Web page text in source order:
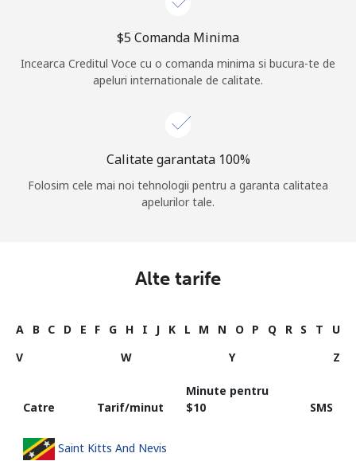
Log in
sau
⁦$5⁩ Comanda Minima
Incearca Creditul Voce cu o comanda minima si bucura-te de
apeluri internationale de calitate.
Calitate garantata 100%
Folosim cele mai noi tehnologii pentru a garanta calitatea
apelurilor tale.
Alte tarife
A B C D E F G H I J K L M N O P Q R S T
U
V
W Y Z
Catre Tarif/minut
Minute pentru
⁦$10⁩
SMS
Saint Kitts And Nevis